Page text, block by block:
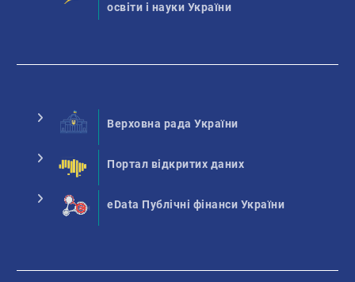
освіти і науки України
Верховна рада України
Портал відкритих даних
eData Публічні фінанси України